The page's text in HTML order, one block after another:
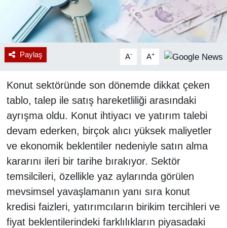
Paylaş A- A+
Konut sektöründe son dönemde dikkat çeken
tablo, talep ile satış hareketliliği arasındaki
ayrışma oldu. Konut ihtiyacı ve yatırım talebi
devam ederken, birçok alıcı yüksek maliyetler
ve ekonomik beklentiler nedeniyle satın alma
kararını ileri bir tarihe bırakıyor. Sektör
temsilcileri, özellikle yaz aylarında görülen
mevsimsel yavaşlamanın yanı sıra konut
kredisi faizleri, yatırımcıların birikim tercihleri ve
fiyat beklentilerindeki farklılıkların piyasadaki